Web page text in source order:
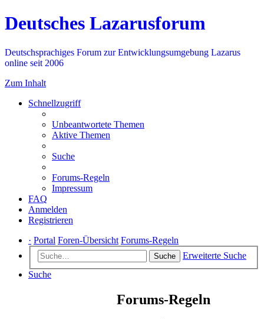
Deutsches Lazarusforum
Deutschsprachiges Forum zur Entwicklungsumgebung Lazarus
online seit 2006
Zum Inhalt
Schnellzugriff
Unbeantwortete Themen
Aktive Themen
Suche
Forums-Regeln
Impressum
FAQ
Anmelden
Registrieren
· Portal Foren-Übersicht Forums-Regeln
Suche
Erweiterte Suche
Suche
Forums-Regeln